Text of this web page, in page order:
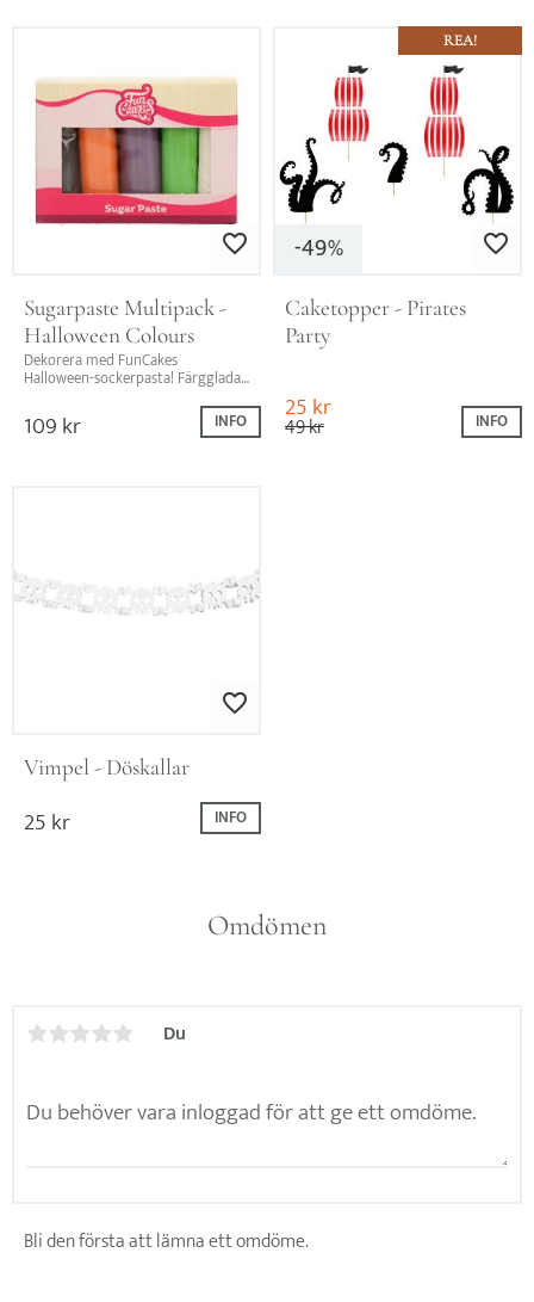
Omdömen
Du
Bli den första att lämna ett omdöme.
Lägg till i favoriter
Sugarpaste Multipack -
Halloween Colours
Dekorera med FunCakes
Halloween-sockerpasta! Färgglada
kreativa bakstunder med barn!
109kr INFO
Lägg till i
49%
Caketopper - Pirates
Party
25kr
49kr
REA!
INFO
Lägg till i favoriter
Vimpel - Döskallar
25kr INFO